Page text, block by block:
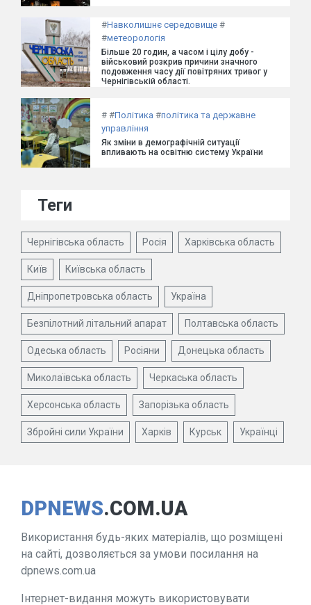
#Навколишнє середовище #
#метеорологія
Більше 20 годин, а часом і цілу добу -
військовий розкрив причини значного
подовження часу дії повітряних тривог у
Чернігівській області.
# #Політика #політика та державне
управління
Як зміни в демографічній ситуації
впливають на освітню систему України
Теги
Чернігівська область Росія Харківська область
Київ Київська область
Дніпропетровська область Україна
Безпілотний літальний апарат Полтавська область
Одеська область Росіяни Донецька область
Миколаївська область Черкаська область
Херсонська область Запорізька область
Збройні сили України Харків Курськ Українці
DPNEWS.COM.UA
Використання будь-яких матеріалів, що розміщені
на сайті, дозволяється за умови посилання на
dpnews.com.ua
Інтернет-видання можуть використовувати